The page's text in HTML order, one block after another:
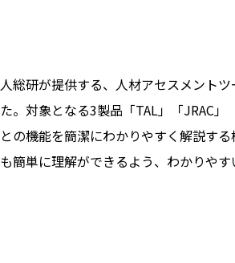
人総研が提供する、人材アセスメント
た。対象となる3製品「TAL」「JRAC
との機能を簡潔にわかりやすく解説す
も簡単に理解ができるよう、わかりや